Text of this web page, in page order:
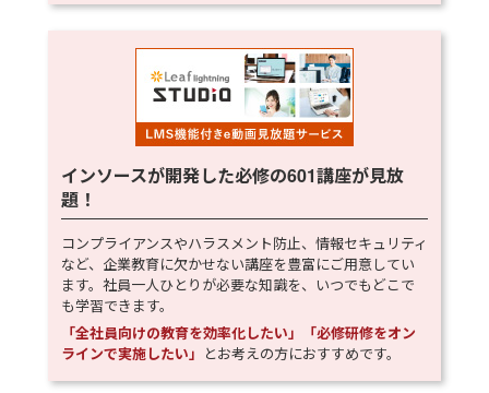
インソースが開発した必修の601講座が見放
題！
コンプライアンスやハラスメント防止、情報セキュリティ
など、企業教育に欠かせない講座を豊富にご用意してい
ます。社員一人ひとりが必要な知識を、いつでもどこで
も学習できます。
「全社員向けの教育を効率化したい」「必修研修をオン
ラインで実施したい」 とお考えの方におすすめです。